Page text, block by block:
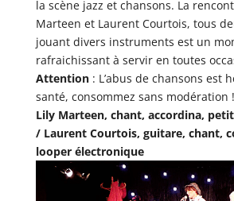
la scène jazz et chansons. La
Marteen et Laurent Courtois, tous
jouant divers instruments est un
rafraichissant à servir en toutes
Attention: L’abus de chansons est
santé, consommez sans modération !
Lily Marteen, chant, accordina,
/ Laurent Courtois, guitare, chant,
looper électronique